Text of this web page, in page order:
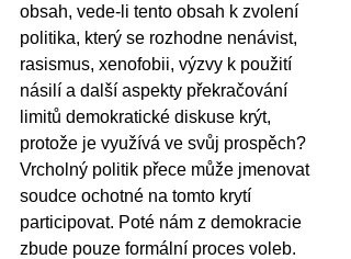
obsah, vede-li tento obsah k zvolení
politika, který se rozhodne nenávist,
rasismus, xenofobii, výzvy k použití
násilí a další aspekty překračování
limitů demokratické diskuse krýt,
protože je využívá ve svůj prospěch?
Vrcholný politik přece může jmenovat
soudce ochotné na tomto krytí
participovat. Poté nám z demokracie
zbude pouze formální proces voleb.